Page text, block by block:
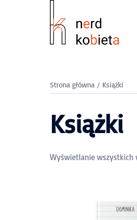
Strona główna / Książki
Książki
Wyświetlanie wszystkich